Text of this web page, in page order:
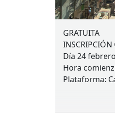
GRATUITA
INSCRIPCIÓN
Día 24
Hora
Plataforma: